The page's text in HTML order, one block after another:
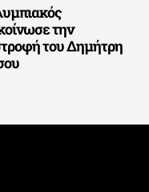
την
του Δημήτρη